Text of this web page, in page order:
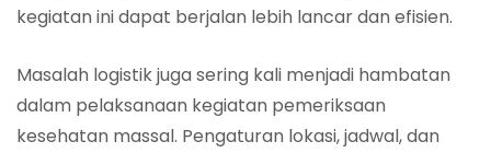
kegiatan ini dapat berjalan lebih lancar dan efisien.
Masalah logistik juga sering kali menjadi hambatan
dalam pelaksanaan kegiatan pemeriksaan
kesehatan massal. Pengaturan lokasi, jadwal, dan